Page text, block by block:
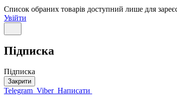
Список обраних товарів доступний лише для
Увійти
Підписка
Підписка
Закрити
Telegram Viber Написати